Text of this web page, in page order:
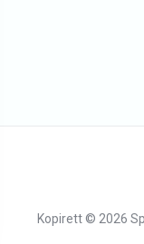
Kopirett © 2026